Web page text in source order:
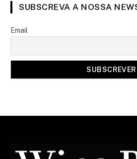
SUBSCREVA A NOSSA
Email